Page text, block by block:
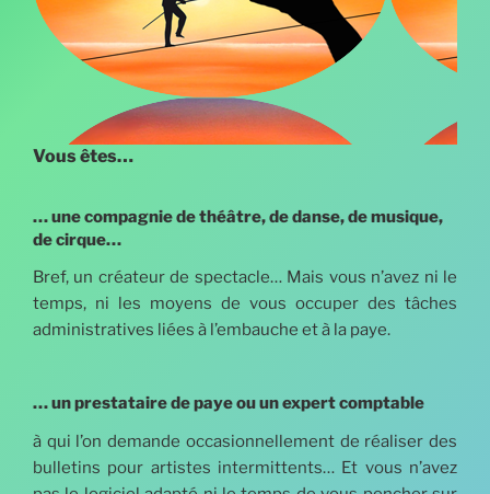
Vous êtes…
… une compagnie de théâtre, de danse, de musique,
de cirque…
Bref, un créateur de spectacle… Mais vous n’avez ni le
temps, ni les moyens de vous occuper des tâches
administratives liées à l’embauche et à la paye.
… un prestataire de paye ou un expert comptable
à qui l’on demande occasionnellement de réaliser des
bulletins pour artistes intermittents… Et vous n’avez